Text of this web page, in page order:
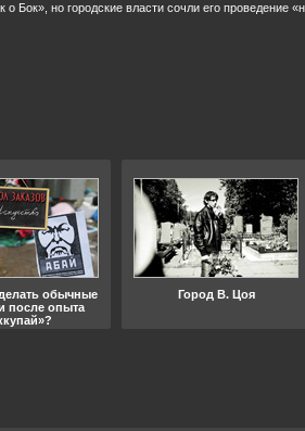
Бок», но городские власти сочли его проведение
обычные
после опыта
Город В. Цоя